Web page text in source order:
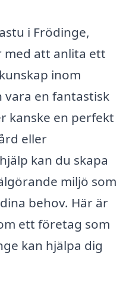
i Frödinge,
att anlita ett
inom
vara en fantastisk
kanske en perfekt
eller
kan du skapa
miljö som
behov. Här är
ett företag som
kan hjälpa dig